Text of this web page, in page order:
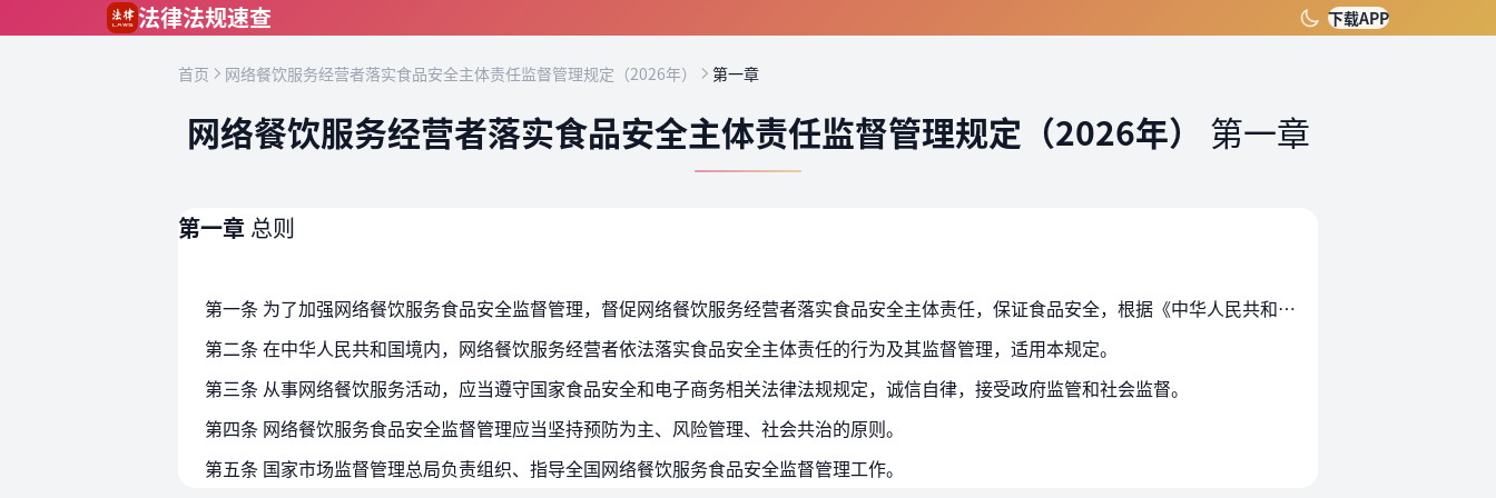
法律法规速查 下载APP
首页 网络餐饮服务经营者落实食品安全主体责任监督管理规定（2026年） 第一章
网络餐饮服务经营者落实食品安全主体责任监督管理规定（2026年） 第一章
第一章 总则
第一条 为了加强网络餐饮服务食品安全监督管理，督促网络餐饮服务经营者落实食品安全主体责任，保证食品安全，根据《中华人民共和国食品安全法》、《中华人民共和国电子商务法》等…
第二条 在中华人民共和国境内，网络餐饮服务经营者依法落实食品安全主体责任的行为及其监督管理，适用本规定。
第三条 从事网络餐饮服务活动，应当遵守国家食品安全和电子商务相关法律法规规定，诚信自律，接受政府监管和社会监督。
第四条 网络餐饮服务食品安全监督管理应当坚持预防为主、风险管理、社会共治的原则。
第五条 国家市场监督管理总局负责组织、指导全国网络餐饮服务食品安全监督管理工作。